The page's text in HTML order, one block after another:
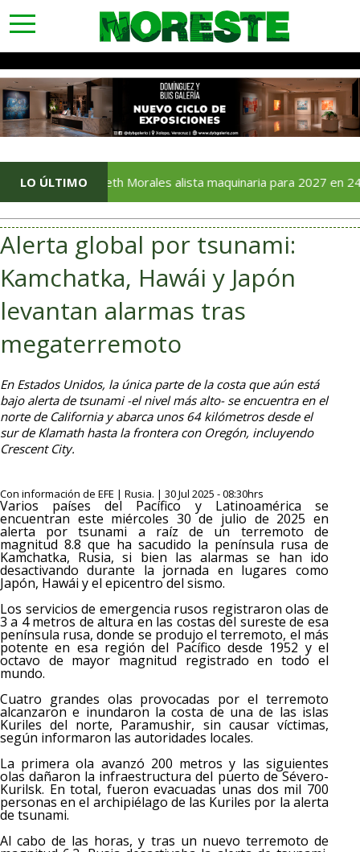
toggle
navigation
LO ÚLTIMO
Elizabeth Morales alista maquinaria para 2027 en 24
Alerta global por tsunami:
Kamchatka, Hawái y Japón
levantan alarmas tras
megaterremoto
En Estados Unidos, la única parte de la costa que aún está
bajo alerta de tsunami -el nivel más alto- se encuentra en el
norte de California y abarca unos 64 kilómetros desde el
sur de Klamath hasta la frontera con Oregón, incluyendo
Crescent City.
Con información de EFE | Rusia. | 30 Jul 2025 - 08:30hrs
Varios países del Pacífico y Latinoamérica se
encuentran este miércoles 30 de julio de 2025 en
alerta por tsunami a raíz de un terremoto de
magnitud 8.8 que ha sacudido la península rusa de
Kamchatka, Rusia, si bien las alarmas se han ido
desactivando durante la jornada en lugares como
Japón, Hawái y el epicentro del sismo.
Los servicios de emergencia rusos registraron olas de
3 a 4 metros de altura en las costas del sureste de esa
península rusa, donde se produjo el terremoto, el más
potente en esa región del Pacífico desde 1952 y el
octavo de mayor magnitud registrado en todo el
mundo.
Cuatro grandes olas provocadas por el terremoto
alcanzaron e inundaron la costa de una de las islas
Kuriles del norte, Paramushir, sin causar víctimas,
según informaron las autoridades locales.
La primera ola avanzó 200 metros y las siguientes
olas dañaron la infraestructura del puerto de Sévero-
Kurilsk. En total, fueron evacuadas unas dos mil 700
personas en el archipiélago de las Kuriles por la alerta
de tsunami.
Al cabo de las horas, y tras un nuevo terremoto de